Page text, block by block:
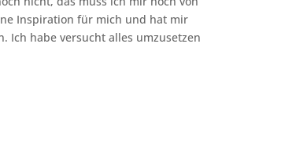
Inspiration für mich und hat mir
Ich habe versucht alles umzusetzen